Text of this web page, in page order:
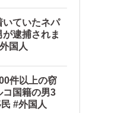
る他
いていたネパ
逮捕されま
#移民 #外国人
件以上の窃
コ国籍の男3
人を逮捕 #移民 #外国人